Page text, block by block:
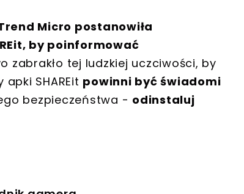
Micro postanowiła
by poinformować
zabrakło tej ludzkiej uczciwości, by
SHAREit powinni być świadomi
bezpieczeństwa - odinstaluj